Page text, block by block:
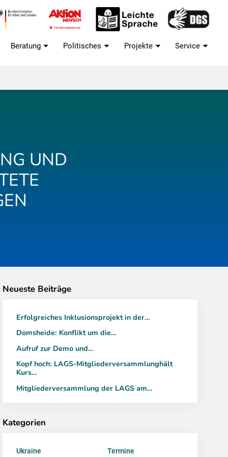
Beratung Politisches Projekte Service
UND
Neueste Beiträge
Erfolgreiches Inklusionsprojekt in der…
Domsheide: Konflikt um die…
Aufruf zur Demo und…
Kopf hoch: LAGS-Mitgliederversammlunghält
Kurs…
Mitgliederversammlung der LAGS am…
Kategorien
Ukraine Termine